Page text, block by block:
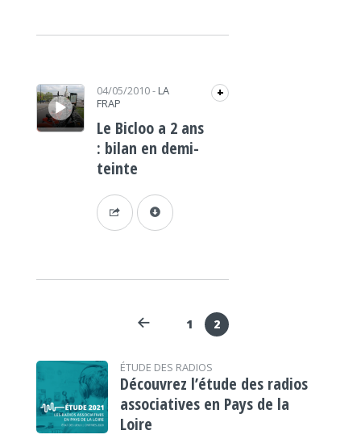
Lecteur audio 04/05/2010- LA
FRAP
+
Le Bicloo a 2 ans
: bilan en demi-
teinte
1 2
ÉTUDE DES RADIOS
Découvrez l’étude des radios
associatives en Pays de la
Loire